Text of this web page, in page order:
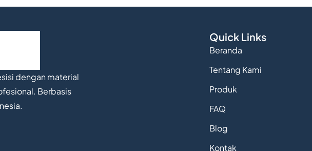
dengan material
Berbasis
Quick Links
Beranda
Tentang Kami
Produk
FAQ
Blog
Kontak